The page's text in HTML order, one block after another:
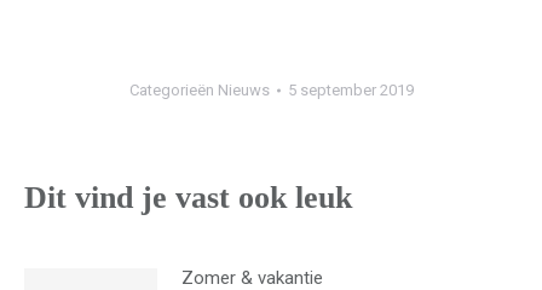
Categorieën Nieuws 5 september 2019
Dit vind je vast ook leuk
Zomer & vakantie